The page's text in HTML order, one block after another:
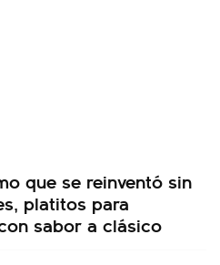
que se reinventó sin
platitos para
sabor a clásico